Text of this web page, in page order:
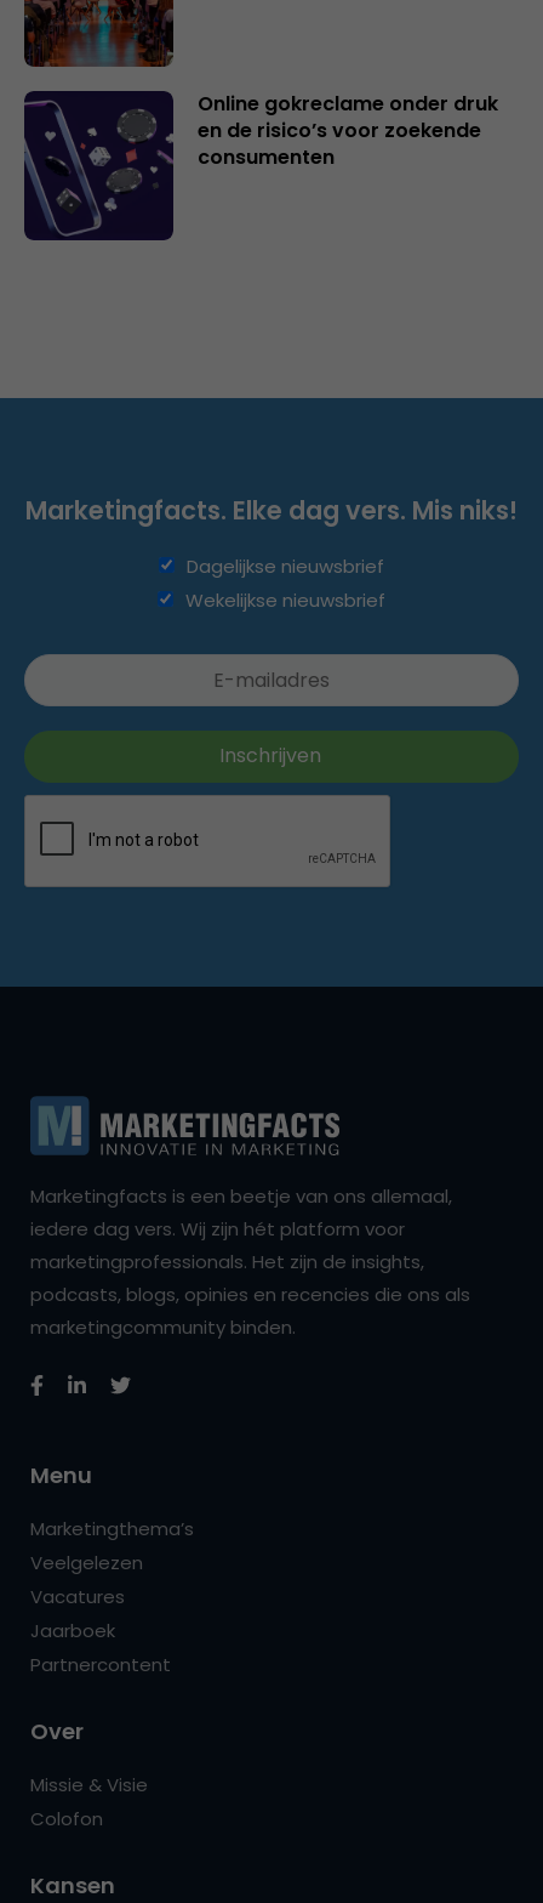
Online gokreclame onder druk
en de risico’s voor zoekende
consumenten
Marketingfacts. Elke dag vers. Mis niks!
Dagelijkse nieuwsbrief
Wekelijkse nieuwsbrief
Marketingfacts is een beetje van ons allemaal,
iedere dag vers. Wij zijn hét platform voor
marketingprofessionals. Het zijn de insights,
podcasts, blogs, opinies en recencies die ons als
marketingcommunity binden.
Menu
Marketingthema’s
Veelgelezen
Vacatures
Jaarboek
Partnercontent
Over
Missie & Visie
Colofon
Kansen